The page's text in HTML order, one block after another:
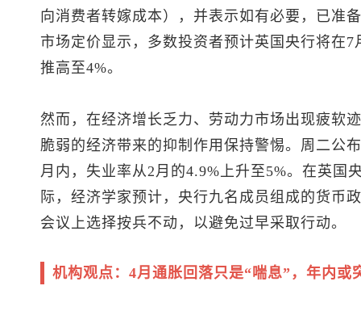
向消费者转嫁成本），并表示如有必要，已准
市场定价显示，多数投资者预计英国央行将在
推高至4%。
然而，在经济增长乏力、劳动力市场出现疲软
脆弱的经济带来的抑制作用保持警惕。周二公
月内，失业率从2月的4.9%上升至5%。在英国
际，经济学家预计，央行九名成员组成的货币
会议上选择按兵不动，以避免过早采取行动。
机构观点：4月通胀回落只是“喘息”，年内或